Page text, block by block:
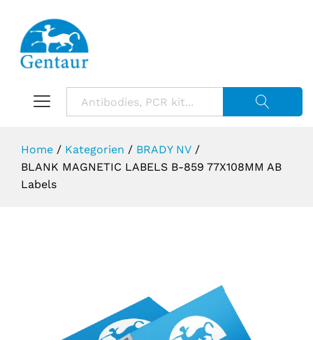
Home / Kategorien / BRADY NV /
BLANK MAGNETIC LABELS B-859 77X108MM AB
Labels